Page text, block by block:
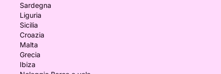
Sardegna
Liguria
Sicilia
Croazia
Malta
Grecia
Ibiza